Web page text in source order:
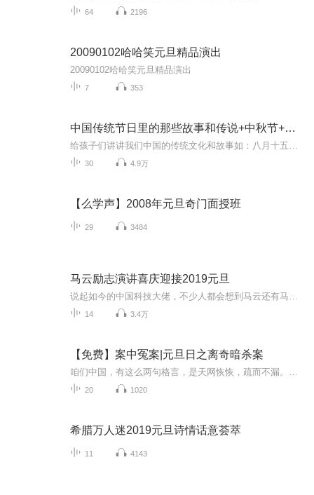
64 2196
20090102哈哈笑元旦精品演出
20090102哈哈笑元旦精品演出
7 353
中国传统节日里的那些故事和传说+中秋节+元旦春节等
30 4.9万
【么学声】2008年元旦奇门面授班
29 3484
马云励志演讲喜庆迎接2019元旦
14 3.4万
【免费】案中冤案|元旦日之离奇暗杀案
20 1020
希腊万人迷2019元旦诗情话意荟萃
11 4143